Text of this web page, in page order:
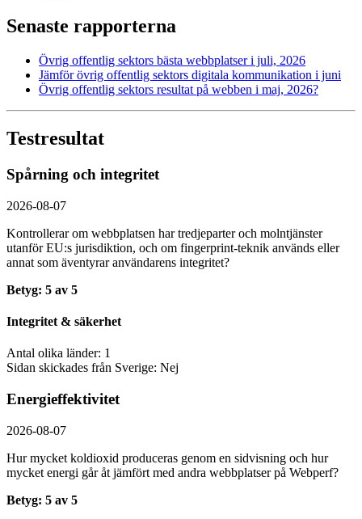
Senaste rapporterna
Övrig offentlig sektors bästa webbplatser i juli, 2026
Jämför övrig offentlig sektors digitala kommunikation i juni
Övrig offentlig sektors resultat på webben i maj, 2026?
Testresultat
Spårning och integritet
2026-08-07
Kontrollerar om webbplatsen har tredjeparter och molntjänster
utanför EU:s jurisdiktion, och om fingerprint-teknik används eller
annat som äventyrar användarens integritet?
Betyg: 5 av 5
Integritet & säkerhet
Antal olika länder: 1
Sidan skickades från Sverige: Nej
Energieffektivitet
2026-08-07
Hur mycket koldioxid produceras genom en sidvisning och hur
mycket energi går åt jämfört med andra webbplatser på Webperf?
Betyg: 5 av 5